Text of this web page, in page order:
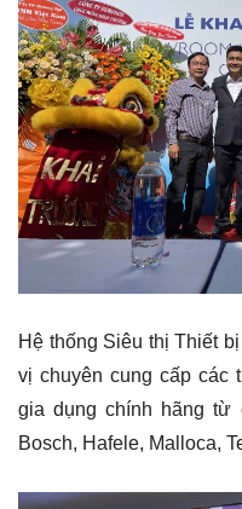
Hệ thống Siêu thị Thiết
vị chuyên cung cấp các
gia dụng chính hãng từ
Bosch, Hafele, Malloca,